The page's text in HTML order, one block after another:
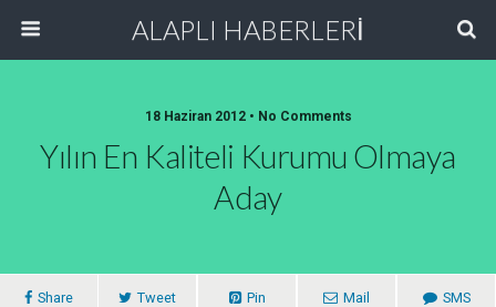
ALAPLI HABERLERİ
18 Haziran 2012 • No Comments
Yılın En Kaliteli Kurumu Olmaya
Aday
Share Tweet Pin Mail SMS